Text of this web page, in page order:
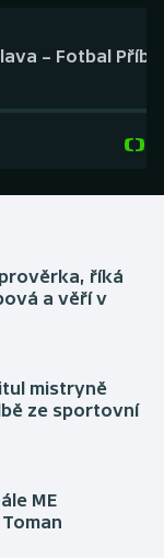
– Fotbal
říká
a věří v
mistryně
ze sportovní
ME